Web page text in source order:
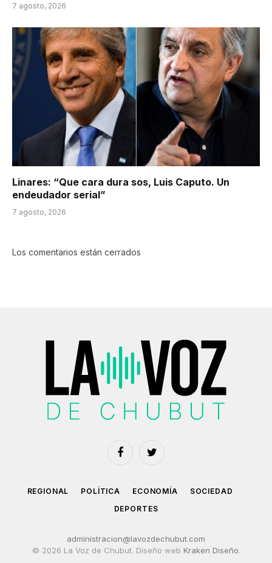
7 agosto, 2026
Linares: “Que cara dura sos, Luis Caputo. Un
endeudador serial”
7 agosto, 2026
Los comentarios están cerrados
FacebookTwitter
REGIONAL POLÍTICA ECONOMÍA
SOCIEDAD
DEPORTES
administracion@lavozdechubut.com
© 2026 La Voz de Chubut. Diseño web Kraken Diseño.